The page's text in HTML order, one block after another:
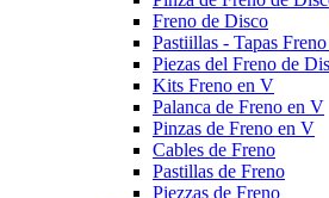
Freno de Disco
Pastiillas - Tapas
Piezas del Freno de
Kits Freno en V
Palanca de Freno en V
Pinzas de Freno en V
Cables de Freno
Pastillas de Freno
Piezzas de Freno